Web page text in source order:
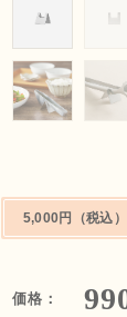
5,000円（税込
価格：